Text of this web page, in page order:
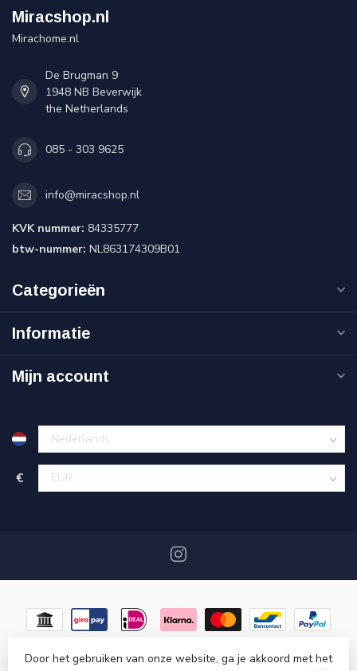
Miracshop.nl
Mirachome.nl
De Brugman 9
1948 NB Beverwijk
the Netherlands
085 - 303 9625
info@miracshop.nl
KVK nummer: 84335777
btw-nummer: NL863174309B01
Categorieën
Informatie
Mijn account
€
Door het gebruiken van onze website, ga je akkoord met het